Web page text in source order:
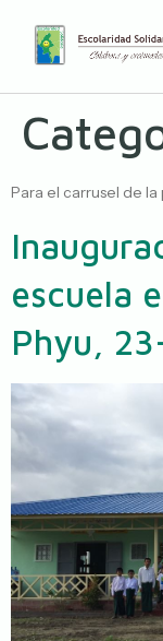
Para el carrusel de
escuela
Phyu,